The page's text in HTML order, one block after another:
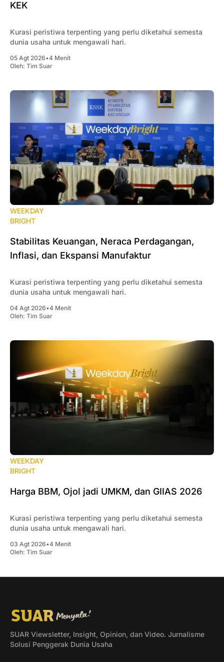
KEK
Kurasi peristiwa terpenting yang perlu diketahui semesta
dunia usaha untuk mengawali hari.
05 Agt 2026•4 Menit
Oleh: Tim Suar
WEEKDAY
BRIGHT
Stabilitas Keuangan, Neraca Perdagangan,
Inflasi, dan Ekspansi Manufaktur
Kurasi peristiwa terpenting yang perlu diketahui semesta
dunia usaha untuk mengawali hari.
04 Agt 2026•4 Menit
Oleh: Tim Suar
WEEKDAY
BRIGHT
Harga BBM, Ojol jadi UMKM, dan GIIAS 2026
Kurasi peristiwa terpenting yang perlu diketahui semesta
dunia usaha untuk mengawali hari.
03 Agt 2026•4 Menit
Oleh: Tim Suar
SUAR Viewsletter, Insight, Opinion, dan Video. Jurnalisme
Solusi Penggerak Dunia Usaha